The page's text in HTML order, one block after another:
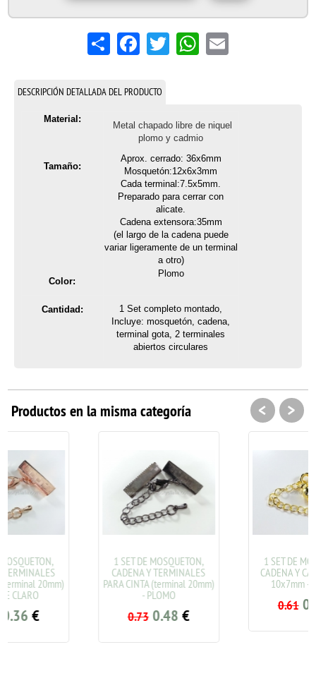
Share FacebookTwitterWhatsApp
Email
DESCRIPCIÓN DETALLADA DEL PRODUCTO
Material:
Metal chapado libre de niquel
plomo y cadmio
Tamaño:
Aprox. cerrado: 36x6mm
Mosquetón:12x6x3mm
Cada terminal:7.5x5mm.
Preparado para cerrar con
alicate.
Cadena extensora:35mm
(el largo de la cadena puede
variar ligeramente de un terminal
a otro)
Color:
Plomo
Cantidad:
1 Set completo montado,
Incluye: mosquetón, cadena,
terminal gota, 2 terminales
abiertos circulares
Productos en la misma categoría
1 SET DE MOSQUETON,
CADENA Y TERMINALES
PARA CINTA (terminal 20mm)
€
1 SET DE MOSQUETON,
CADENA Y CAPUCHONES
10x7mm - DORADO
€
< >